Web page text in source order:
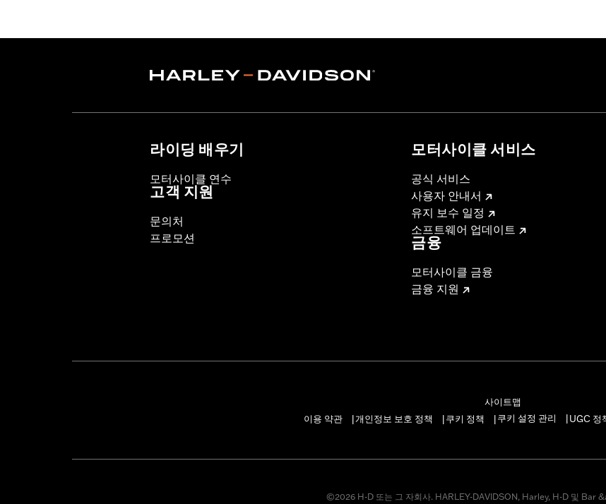
라이딩 배우기
모터사이클 연수
고객 지원
문의처
프로모션
모터사이클 서비스
공식 서비스
사용자 안내서
유지 보수 일정
소프트웨어 업데이트
금융
모터사이클 금융
금융 지원
사이트맵
이용 약관
개인정보 보호 정책 쿠키 정책 쿠키 설정 관리 UGC 정
©2026 H-D 또는 그 자회사. HARLEY-DAVIDSON, Harley, H-D 및 Bar